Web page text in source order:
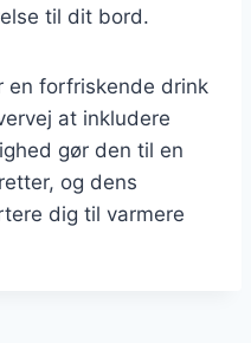
til dit bord.
en forfriskende drink
at inkludere
gør den til en
og dens
dig til varmere